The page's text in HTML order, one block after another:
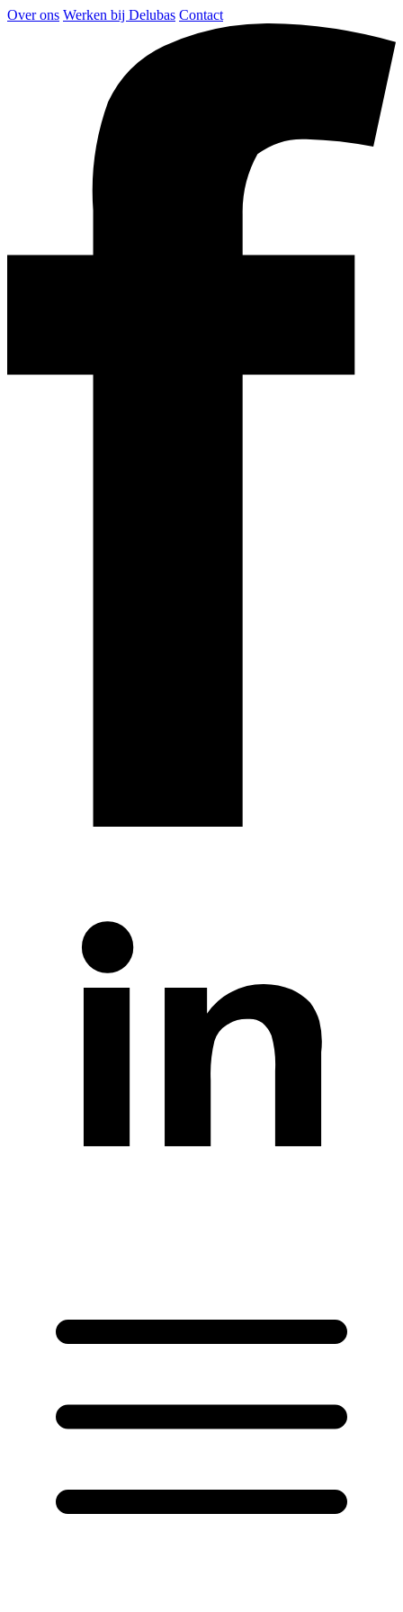
Over ons Werken bij Delubas Contact